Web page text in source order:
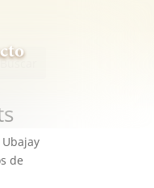
Buscar
de